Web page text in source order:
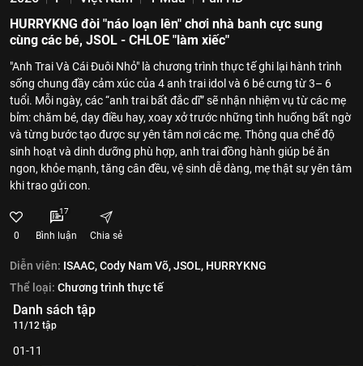
HURRYKNG đòi "náo loạn lên" chơi nhà banh cực sung
cùng các bé, JSOL - CHLOE "làm xiếc"
"Anh Trai Và Cái Đuôi Nhỏ" là chương trình thực tế ghi lại hành trình
sống chung đầy cảm xúc của 4 anh trai idol và 6 bé cưng từ 3– 6
tuổi. Mỗi ngày, các “anh trai bất đắc dĩ” sẽ nhận nhiệm vụ từ các mẹ
bỉm: chăm bé, dạy điều hay, xoay xở trước những tình huống bất ngờ
và từng bước tạo được sự yên tâm nơi các mẹ. Thông qua chế độ
sinh hoạt và dinh dưỡng phù hợp, anh trai đồng hành giúp bé ăn
ngon, khỏe mạnh, tăng cân đều, vệ sinh dễ dàng, mẹ thật sự yên tâm
khi trao gửi con.
0
17
Bình luận Chia sẻ
Diễn viên: ISAAC,Cody Nam Võ,JSOL, HURRYKNG
Thể loại: Chương trình thực tế
Danh sách tập
11/12 tập
01-11